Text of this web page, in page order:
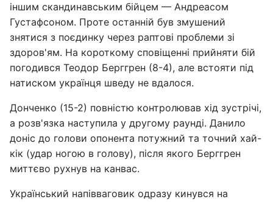
іншим скандинавським бійцем — Андреасом
Густафсоном. Проте останній був змушений
знятися з поєдинку через раптові проблеми зі
здоров'ям. На короткому сповіщенні прийняти бій
погодився Теодор Берггрен (8-4), але встояти під
натиском українця шведу не вдалося.
Донченко (15-2) повністю контролював хід зустрічі,
а розв'язка наступила у другому раунді. Данило
доніс до голови опонента потужний та точний хай-
кік (удар ногою в голову), після якого Берггрен
миттєво рухнув на канвас.
Український напівваговик одразу кинувся на